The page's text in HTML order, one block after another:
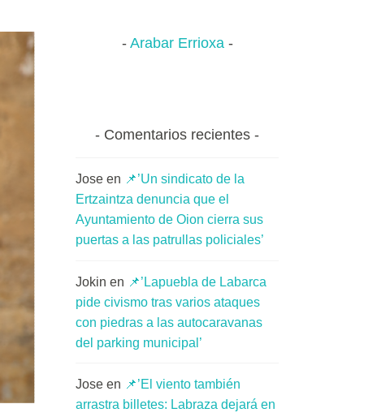
Arabar Errioxa
Comentarios recientes
Jose en 📌’Un sindicato de la
Ertzaintza denuncia que el
Ayuntamiento de Oion cierra sus
puertas a las patrullas policiales’
Jokin en 📌’Lapuebla de Labarca
pide civismo tras varios ataques
con piedras a las autocaravanas
del parking municipal’
Jose en 📌’El viento también
arrastra billetes: Labraza dejará en